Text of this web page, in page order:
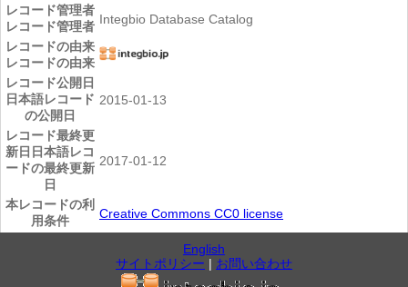
レコード管理者
レコード管理者 Integbio Database Catalog
レコードの由来
レコードの由来
レコード公開日
日本語レコード
の公開日
2015-01-13
レコード最終更
新日 日本語レコ
ードの最終更新
日
2017-01-12
本レコードの利
用条件
Creative Commons CC0 license
English
サイトポリシー | お問い合わせ